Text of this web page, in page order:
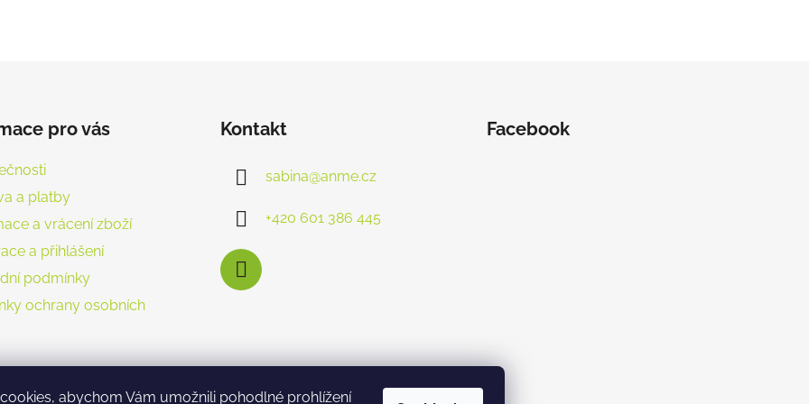
abychom Vám umožnili pohodlné prohlížení
pro vás
a platby
a vrácení zboží
a přihlášení
podmínky
ochrany osobních
Kontakt
sabina@anme.cz
+420 601 386 445
Facebook